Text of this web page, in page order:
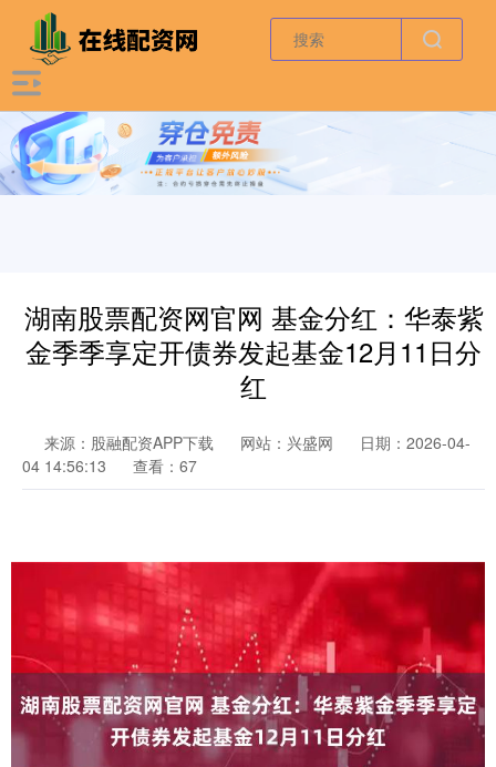
湖南股票配资网官网 基金分红：华泰紫
金季季享定开债券发起基金12月11日分
红
来源：股融配资APP下载 网站：兴盛网
日期：2026-04-
04 14:56:13
查看：67